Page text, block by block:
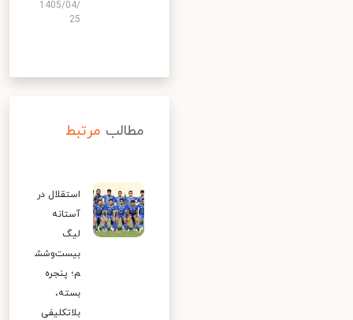
1405/04/
25
مطالب مرتبط
استقلال در
آستانه
لیگ
بیست‌وشش
م؛ پنجره
بسته،
بلاتکلیفی